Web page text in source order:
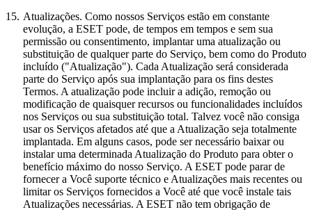
15. Atualizações. Como nossos Serviços estão em constante
evolução, a ESET pode, de tempos em tempos e sem sua
permissão ou consentimento, implantar uma atualização ou
substituição de qualquer parte do Serviço, bem como do Produto
incluído ("Atualização"). Cada Atualização será considerada
parte do Serviço após sua implantação para os fins destes
Termos. A atualização pode incluir a adição, remoção ou
modificação de quaisquer recursos ou funcionalidades incluídos
nos Serviços ou sua substituição total. Talvez você não consiga
usar os Serviços afetados até que a Atualização seja totalmente
implantada. Em alguns casos, pode ser necessário baixar ou
instalar uma determinada Atualização do Produto para obter o
benefício máximo do nosso Serviço. A ESET pode parar de
fornecer a Você suporte técnico e Atualizações mais recentes ou
limitar os Serviços fornecidos a Você até que você instale tais
Atualizações necessárias. A ESET não tem obrigação de